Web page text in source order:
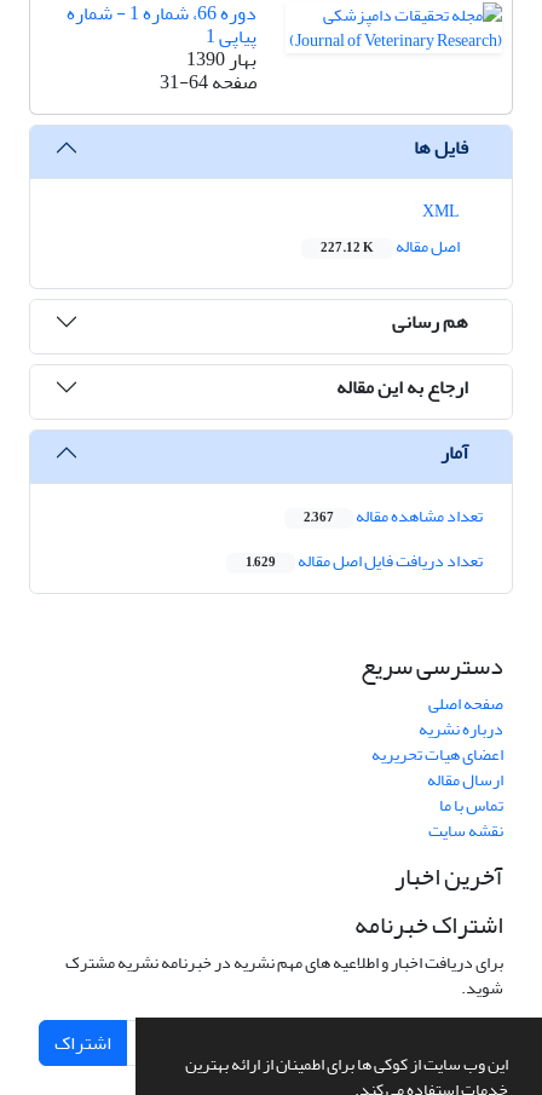
این وب سایت از کوکی ها برای اطمینان از ارائه بهترین
دوره 66، شماره 1 - شماره
پیاپی 1
بهار 1390
صفحه31-64
فایل ها
اصل مقاله
227.12 K
هم رسانی
ارجاع به این مقاله
آمار
تعداد مشاهده مقاله 2,367
تعداد دریافت فایل اصل مقاله 1,629
دسترسی سریع
صفحه اصلی
درباره نشریه
اعضای هیات تحریریه
ارسال مقاله
تماس با ما
نقشه سایت
آخرین اخبار
اشتراک خبرنامه
برای دریافت اخبار و اطلاعیه های مهم نشریه در خبرنامه نشریه مشترک
شوید.
اشتراک